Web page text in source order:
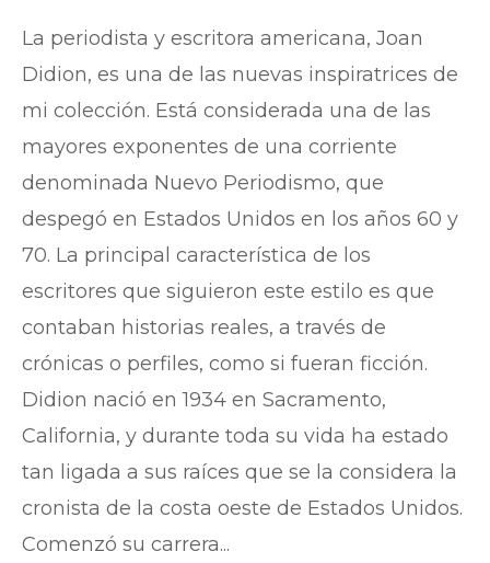
La periodista y escritora americana, Joan
Didion, es una de las nuevas inspiratrices de
mi colección. Está considerada una de las
mayores exponentes de una corriente
denominada Nuevo Periodismo, que
despegó en Estados Unidos en los años 60 y
70. La principal característica de los
escritores que siguieron este estilo es que
contaban historias reales, a través de
crónicas o perfiles, como si fueran ficción.
Didion nació en 1934 en Sacramento,
California, y durante toda su vida ha estado
tan ligada a sus raíces que se la considera la
cronista de la costa oeste de Estados Unidos.
Comenzó su carrera...